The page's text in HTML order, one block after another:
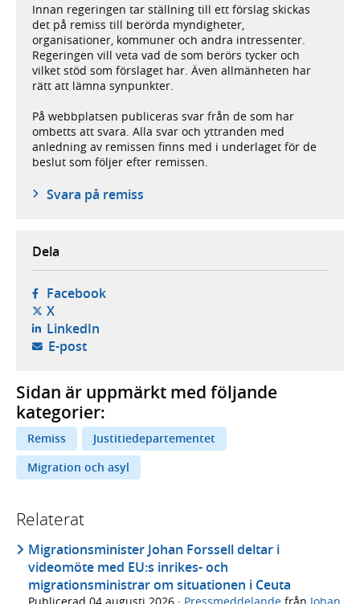
Innan regeringen tar ställning till ett förslag skickas
det på remiss till berörda myndigheter,
organisationer, kommuner och andra intressenter.
Regeringen vill veta vad de som berörs tycker och
vilket stöd som förslaget har. Även allmänheten har
rätt att lämna synpunkter.
På webbplatsen publiceras svar från de som har
ombetts att svara. Alla svar och yttranden med
anledning av remissen finns med i underlaget för de
beslut som följer efter remissen.
Svara på remiss
Dela
Facebook- öppnas i ny flik, extern webbplats,
X- öppnas i ny flik, extern webbplats,
LinkedIn- öppnas i ny flik, extern webbplats,
E-post- öppnar din e-postklient,
Sidan är uppmärkt med följande
kategorier:
Remiss
Justitiedepartementet
Migration och asyl
Relaterat
Migrationsminister Johan Forssell deltar i
videomöte med EU:s inrikes- och
migrationsministrar om situationen i Ceuta